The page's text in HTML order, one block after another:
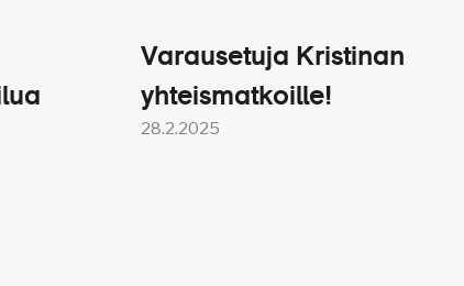
Varausetuja Kristinan
yhteismatkoille!
28.2.2025